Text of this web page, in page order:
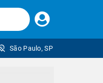
Faça
seu
São Paulo, SP